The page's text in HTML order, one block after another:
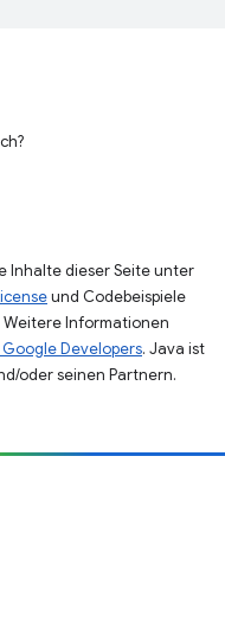
Inhalte dieser Seite unter
und Codebeispiele
Informationen
Developers. Java ist
oder seinen Partnern.